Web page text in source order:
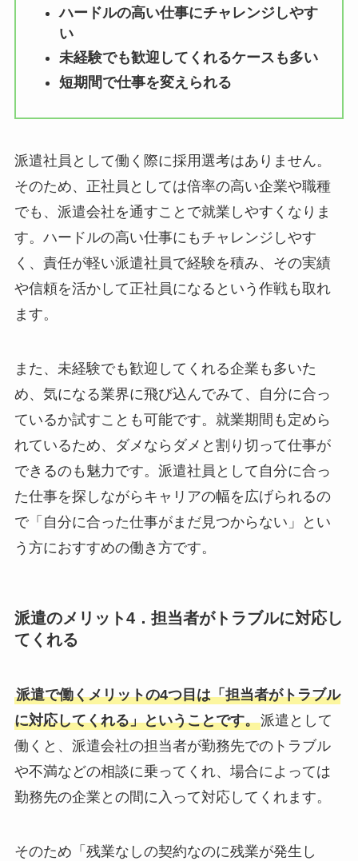
ハードルの高い仕事にチャレンジしやす
い
未経験でも歓迎してくれるケースも多い
短期間で仕事を変えられる
派遣社員として働く際に採用選考はありません。
そのため、正社員としては倍率の高い企業や職種
でも、派遣会社を通すことで就業しやすくなりま
す。ハードルの高い仕事にもチャレンジしやす
く、責任が軽い派遣社員で経験を積み、その実績
や信頼を活かして正社員になるという作戦も取れ
ます。
また、未経験でも歓迎してくれる企業も多いた
め、気になる業界に飛び込んでみて、自分に合っ
ているか試すことも可能です。就業期間も定めら
れているため、ダメならダメと割り切って仕事が
できるのも魅力です。派遣社員として自分に合っ
た仕事を探しながらキャリアの幅を広げられるの
で「自分に合った仕事がまだ見つからない」とい
う方におすすめの働き方です。
派遣のメリット4．担当者がトラブルに対応し
てくれる
派遣で働くメリットの4つ目は「担当者がトラブル
に対応してくれる」ということです。派遣として
働くと、派遣会社の担当者が勤務先でのトラブル
や不満などの相談に乗ってくれ、場合によっては
勤務先の企業との間に入って対応してくれます。
そのため「残業なしの契約なのに残業が発生し